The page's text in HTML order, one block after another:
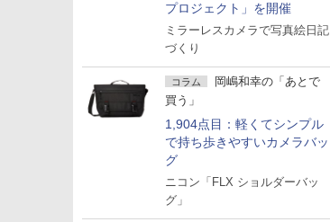
プロジェクト」を開催
ミラーレスカメラで写真絵日記
づくり
コラム
岡嶋和幸の「あとで
買う」
1,904点目：軽くてシンプル
で持ち歩きやすいカメラバッ
グ
ニコン「FLX ショルダーバッ
グ」